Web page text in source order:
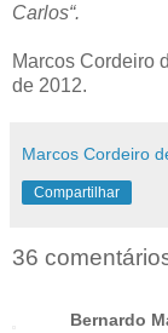
Carlos“.
Marcos Cordeiro
de 2012.
Marcos Cordeiro
Compartilhar
36
Bernardo